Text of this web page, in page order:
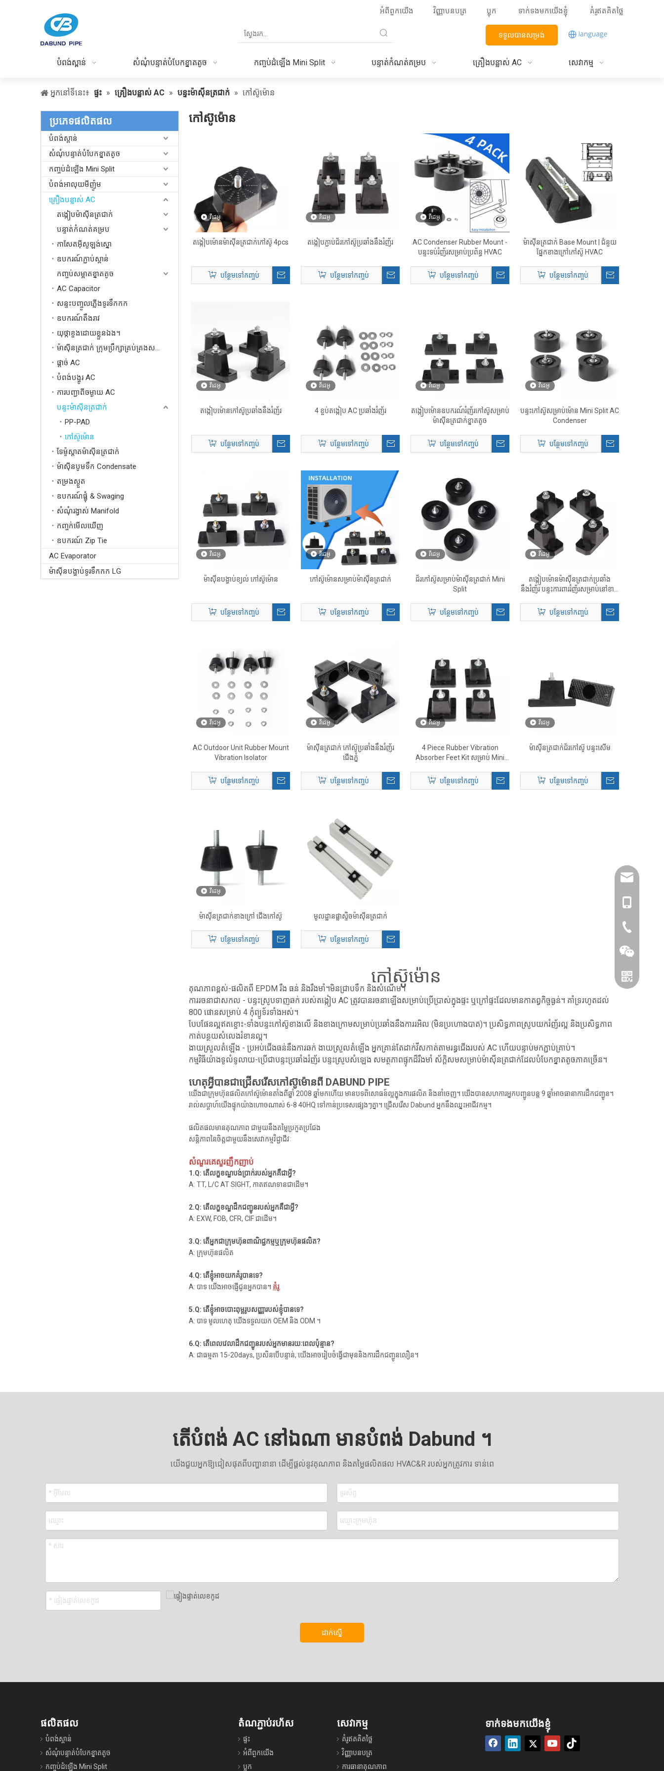
អំពីពួកយើង វិញ្ញាបនបត្រ ប្លុក ទាក់ទងមកយើងខ្ញុំ គំរូឥតគិតថ្លៃ
ទទួលបានសម្រង់
បំពង់ស្ពាន់ សំណុំបន្ទាត់បំបែកខ្នាតតូច កញ្ចប់ដំឡើង Mini Split បន្ទាត់កំណត់គម្រប គ្រឿងបន្លាស់ AC សេវាកម្ម
អ្នកនៅទីនេះ៖ ផ្ទះ » គ្រឿងបន្លាស់ AC » បន្ទះម៉ាស៊ីនត្រជាក់ » កៅស៊ូម៉ោន
ប្រភេទផលិតផល
បំពង់ស្ពាន់
សំណុំបន្ទាត់បំបែកខ្នាតតូច
កញ្ចប់ដំឡើង Mini Split
បំពង់អាលុយមីញ៉ូម
គ្រឿងបន្លាស់ AC
តង្កៀបម៉ាស៊ីនត្រជាក់
បន្ទាត់កំណត់គម្រប
កាសែតអ៊ីសូឡង់ស្នោ
ឧបករណ៍ភ្ជាប់ស្ពាន់
កញ្ចប់សម្អាតខ្នាតតូច
AC Capacitor
សន្ទះបញ្ចូលភ្លើងទូរទឹកកក
ឧបករណ៍តឹងរាវ
យុថ្កាខួងដោយខ្លួនឯង។
ម៉ាស៊ីនត្រជាក់ ក្រុមប្រឹក្សាគ្រប់គ្រងសកល
ផ្តាច់ AC
បំពង់បង្ហូរ AC
ការបញ្ជាពីចម្ងាយ AC
បន្ទះម៉ាស៊ីនត្រជាក់
PP-PAD
កៅស៊ូម៉ោន
ទែម៉ូស្ដាតម៉ាស៊ីនត្រជាក់
ម៉ាស៊ីនបូមទឹក Condensate
តម្រងស្ងួត
ឧបករណ៍ផ្លុំ & Swaging
សំណុំរង្វាស់ Manifold
កញ្ចក់មើលឃើញ
ឧបករណ៍ Zip Tie
AC Evaporator
ម៉ាស៊ីនបង្ហាប់ទូរទឹកកក LG
កៅស៊ូម៉ោន
វីដេអូ
តង្កៀបម៉ោនម៉ាស៊ីនត្រជាក់កៅស៊ូ 4pcs
បន្ថែមទៅកញ្ចប់
វីដេអូ
តង្កៀបភ្ជាប់ជ័រកៅស៊ូប្រឆាំងនឹងរំញ័រ
បន្ថែមទៅកញ្ចប់
វីដេអូ
AC Condenser Rubber Mount -
បន្ទះទប់រំញ័រសម្រាប់ប្រព័ន្ធ HVAC
បន្ថែមទៅកញ្ចប់
ម៉ាស៊ីនត្រជាក់ Base Mount | ជំនួយ
ផ្នែកខាងក្រៅកៅស៊ូ HVAC
បន្ថែមទៅកញ្ចប់
វីដេអូ
តង្កៀបម៉ោនកៅស៊ូប្រឆាំងនឹងរំញ័រ
បន្ថែមទៅកញ្ចប់
វីដេអូ
4 ខ្ចប់តង្កៀប AC ប្រឆាំងរំញ័រ
បន្ថែមទៅកញ្ចប់
វីដេអូ
តង្កៀបម៉ោនឧបករណ៍រំញ័រកៅស៊ូសម្រាប់
ម៉ាស៊ីនត្រជាក់ខ្នាតតូច
បន្ថែមទៅកញ្ចប់
វីដេអូ
បន្ទះកៅស៊ូសម្រាប់ម៉ោន Mini Split AC
Condenser
បន្ថែមទៅកញ្ចប់
វីដេអូ
ម៉ាស៊ីនបង្ហាប់ខ្យល់ កៅស៊ូម៉ោន
បន្ថែមទៅកញ្ចប់
វីដេអូ
កៅស៊ូម៉ោនសម្រាប់ម៉ាស៊ីនត្រជាក់
បន្ថែមទៅកញ្ចប់
វីដេអូ
ជ័រកៅស៊ូសម្រាប់ម៉ាស៊ីនត្រជាក់ Mini
Split
បន្ថែមទៅកញ្ចប់
វីដេអូ
តង្កៀបម៉ោនម៉ាស៊ីនត្រជាក់ប្រឆាំង
នឹងរំញ័រ បន្ទះការពាររំញ័រសម្រាប់នៅខាង
បន្ថែមទៅកញ្ចប់
វីដេអូ
AC Outdoor Unit Rubber Mount
Vibration Isolator
បន្ថែមទៅកញ្ចប់
វីដេអូ
ម៉ាស៊ីនត្រជាក់ កៅស៊ូប្រឆាំងនឹងរំញ័រ
ជើងភ្នំ
បន្ថែមទៅកញ្ចប់
វីដេអូ
4 Piece Rubber Vibration
Absorber Feet Kit សម្រាប់ Mini
បន្ថែមទៅកញ្ចប់
វីដេអូ
ម៉ាស៊ីនត្រជាក់ជ័រកៅស៊ូ បន្ទះសើម
បន្ថែមទៅកញ្ចប់
វីដេអូ
ម៉ាស៊ីនត្រជាក់ខាងក្រៅ ជើងកៅស៊ូ
បន្ថែមទៅកញ្ចប់
មូលដ្ឋានផ្លាស្ទិចម៉ាស៊ីនត្រជាក់
បន្ថែមទៅកញ្ចប់
កៅស៊ូម៉ោន
គុណភាពខ្ពស់-ផលិតពី EPDM រឹង ធន់ និងរឹងមាំ។មិនជ្រាបទឹក និងសំណើម។
ការរចនាជាសកល - បន្ទះស្រូបទាញឆក់ របស់តង្កៀប AC ត្រូវបានរចនាឡើងសម្រាប់ប្រើប្រាស់ក្នុងផ្ទះ ឬក្រៅផ្ទះដែលមានកាតព្វកិច្ចធ្ងន់។ គាំទ្ររហូតដល់
800 ផោនសម្រាប់ 4 កុំព្យូទ័រទាំងអស់។
បែបផែនល្អឥតខ្ចោះ-ទាំងបន្ទះកៅស៊ូខាងលើ និងខាងក្រោមសម្រាប់ប្រឆាំងនឹងការរអិល (មិនប្រហោងបាត)។ ប្រសិទ្ធភាពស្រូបយករំញ័រល្អ និងប្រសិទ្ធភាព
កាត់បន្ថយសំលេងរំខានល្អ។
ងាយស្រួលតំឡើង - ប្រអប់ជើងធន់នឹងការឆក់ ងាយស្រួលតំឡើង អ្នកគ្រាន់តែដាក់វីសកាត់តាមរន្ធជើងរបស់ AC ហើយបន្ទាប់មកភ្ជាប់គ្រាប់។
កម្មវិធីយ៉ាងទូលំទូលាយ-ប្រើជាបន្ទះប្រឆាំងរំញ័រ បន្ទះស្រូបសំឡេង សមត្ថភាពផ្ទុកដ៏រឹងមាំ ស័ក្តិសមសម្រាប់ម៉ាស៊ីនត្រជាក់ដែលបំបែកខ្នាតតូចភាគច្រើន។
ហេតុអ្វីបានជាជ្រើសរើសកៅស៊ូម៉ោនពី DABUND PIPE
យើងជាក្រុមហ៊ុនផលិតកៅស៊ូម៉ោនតាំងពីឆ្នាំ 2008 ឆ្នាំមកហើយ មានបទពិសោធន៍ល្អក្នុងការផលិត និងនាំចេញ។ យើងបានសហការអ្នកបញ្ជូនបន្ត 9 ឆ្នាំអាចធានាការដឹកជញ្ជូន។
រាល់សប្តាហ៍យើងផ្ទុកយ៉ាងហោចណាស់ 6-8 40HQ ទៅកាន់ប្រទេសផ្សេងៗគ្នា។ ជ្រើសរើស Dabund អ្នកនឹងឈ្នះអាជីវកម្ម។
ផលិតផលមានគុណភាព ជាមួយនឹងតម្លៃប្រកួតប្រជែង
សន្តិភាពនៃចិត្តជាមួយនឹងសេវាកម្មវិជ្ជាជីវៈ
សំណួរគេសួរញឹកញាប់
1.Q: តើលក្ខខណ្ឌបង់ប្រាក់របស់អ្នកគឺជាអ្វី?
A: TT, L/C AT SIGHT, កាតឥណទានជាដើម។
2.Q: តើលក្ខខណ្ឌដឹកជញ្ជូនរបស់អ្នកគឺជាអ្វី?
A: EXW, FOB, CFR, CIF ជាដើម។
3.Q: តើអ្នកជាក្រុមហ៊ុនពាណិជ្ជកម្មឬក្រុមហ៊ុនផលិត?
A: ក្រុមហ៊ុនផលិត
4.Q: តើខ្ញុំអាចយកគំរូបានទេ?
A: បាទ យើងអាចផ្ញើជូនអ្នកបាន។ គំរូ
5.Q: តើខ្ញុំអាចបោះពុម្ពរូបសញ្ញារបស់ខ្ញុំបានទេ?
A: បាទ មូលហេតុ យើងទទួលយក OEM និង ODM ។
6.Q: តើពេលវេលាដឹកជញ្ជូនរបស់អ្នកមានរយៈពេលប៉ុន្មាន?
A: ជាធម្មតា 15-20days, ប្រសិនបើបន្ទាន់, យើងអាចរៀបចំធ្វើជាមុននិងការដឹកជញ្ជូនលឿន។
តើបំពង់ AC នៅឯណា មានបំពង់ Dabund ។
យើងជួយអ្នកឱ្យជៀសផុតពីបញ្ហានានា ដើម្បីផ្តល់នូវគុណភាព និងតម្លៃផលិតផល HVAC&R របស់អ្នកត្រូវការ ទាន់ពេ
ដាក់ស្នើ
ផលិតផល
បំពង់ស្ពាន់
សំណុំបន្ទាត់បំបែកខ្នាតតូច
កញ្ចប់ដំឡើង Mini Split
86-
តំណភ្ជាប់រហ័ស
ផ្ទះ
អំពីពួកយើង
ប្លុក
សេវាកម្ម
គំរូឥតគិតថ្លៃ
វិញ្ញាបនបត្រ
ការធានាគុណភាព
ទាក់ទងមកយើងខ្ញុំ